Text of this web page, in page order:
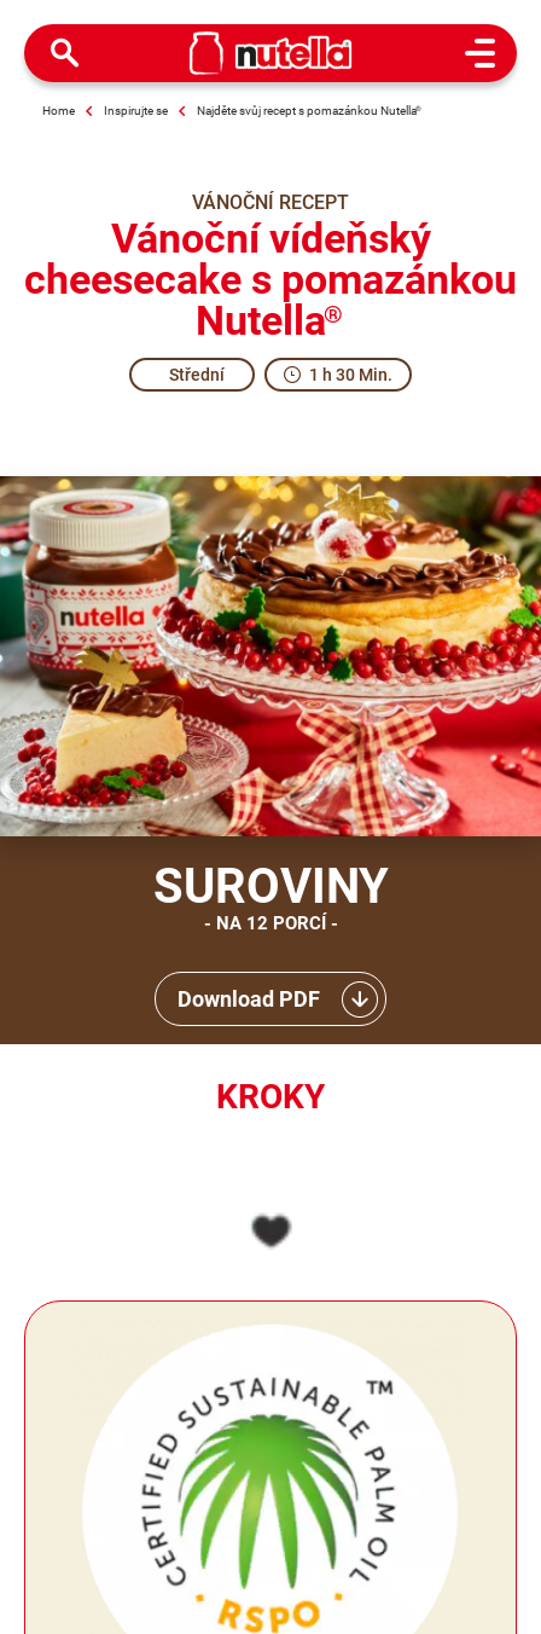
Open
Home Inspirujte se Najděte svůj recept s pomazánkou Nutella®
VÁNOČNÍ RECEPT
Vánoční vídeňský
cheesecake s pomazánkou
Nutella®
Střední 1 h 30 Min.
SUROVINY
NA 12 PORCÍ
Download PDF
KROKY